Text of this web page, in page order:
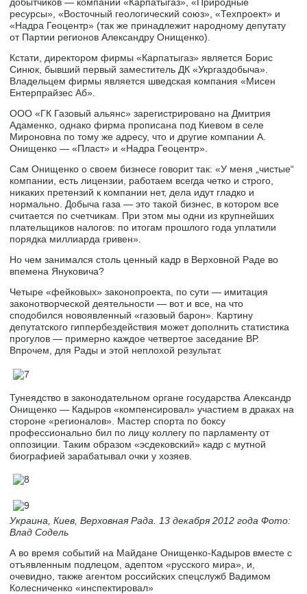
добытчиков — компаний «Карпатыгаз», «Природные
ресурсы», «Восточный геологический союз», «Техпроект» и
«Надра Геоцентр» (так же принадлежит народному депутату
от Партии регионов Александру Онищенко).
Кстати, директором фирмы «Карпатыгаз» является Борис
Синюк, бывший первый заместитель ДК «Укргаздобыча».
Владельцем фирмы является шведская компания «Мисен
Ентерпрайзес Аб».
ООО «ГК Газовый альянс» зарегистрировано на Дмитрия
Адаменко, однако фирма прописана под Киевом в селе
Мироновна по тому же адресу, что и другие компании А.
Онищенко — «Пласт» и «Надра Геоцентр».
Сам Онищенко о своем бизнесе говорит так: «У меня „чистые“
компании, есть лицензии, работаем всегда четко и строго,
никаких претензий к компании нет, дела идут гладко и
нормально. Добыча газа — это такой бизнес, в котором все
считается по счетчикам. При этом мы одни из крупнейших
плательщиков налогов: по итогам прошлого года уплатили
порядка миллиарда гривен».
Но чем занимался столь ценный кадр в Верховной Раде во
впемена Януковича?
Четыре «фейковых» законопроекта, по сути — имитация
законотворческой деятельности — вот и все, на что
сподобился новоявленный «газовый барон». Картину
депутатского гиппербездействия может дополнить статистика
прогулов — примерно каждое четвертое заседание ВР.
Впрочем, для Рады и этой неплохой результат.
Тунеядство в законодательном органе государства Александр
Онищенко — Кадыров «компенсировал» участием в драках на
стороне «регионалов». Мастер спорта по боксу
профессионально бил по лицу коллегу по парламенту от
оппозиции. Таким образом «эсдековский» кадр с мутной
биографией зарабатывал очки у хозяев.
Украина, Киев, Верховная Рада. 13 декабря 2012 года Фото:
Влад Содель
А во время событий на Майдане Онищенко-Кадыров вместе с
отъявленным подлецом, адептом «русского мира», и,
очевидно, также агентом российских спецслужб Вадимом
Колесниченко «инспектировал»